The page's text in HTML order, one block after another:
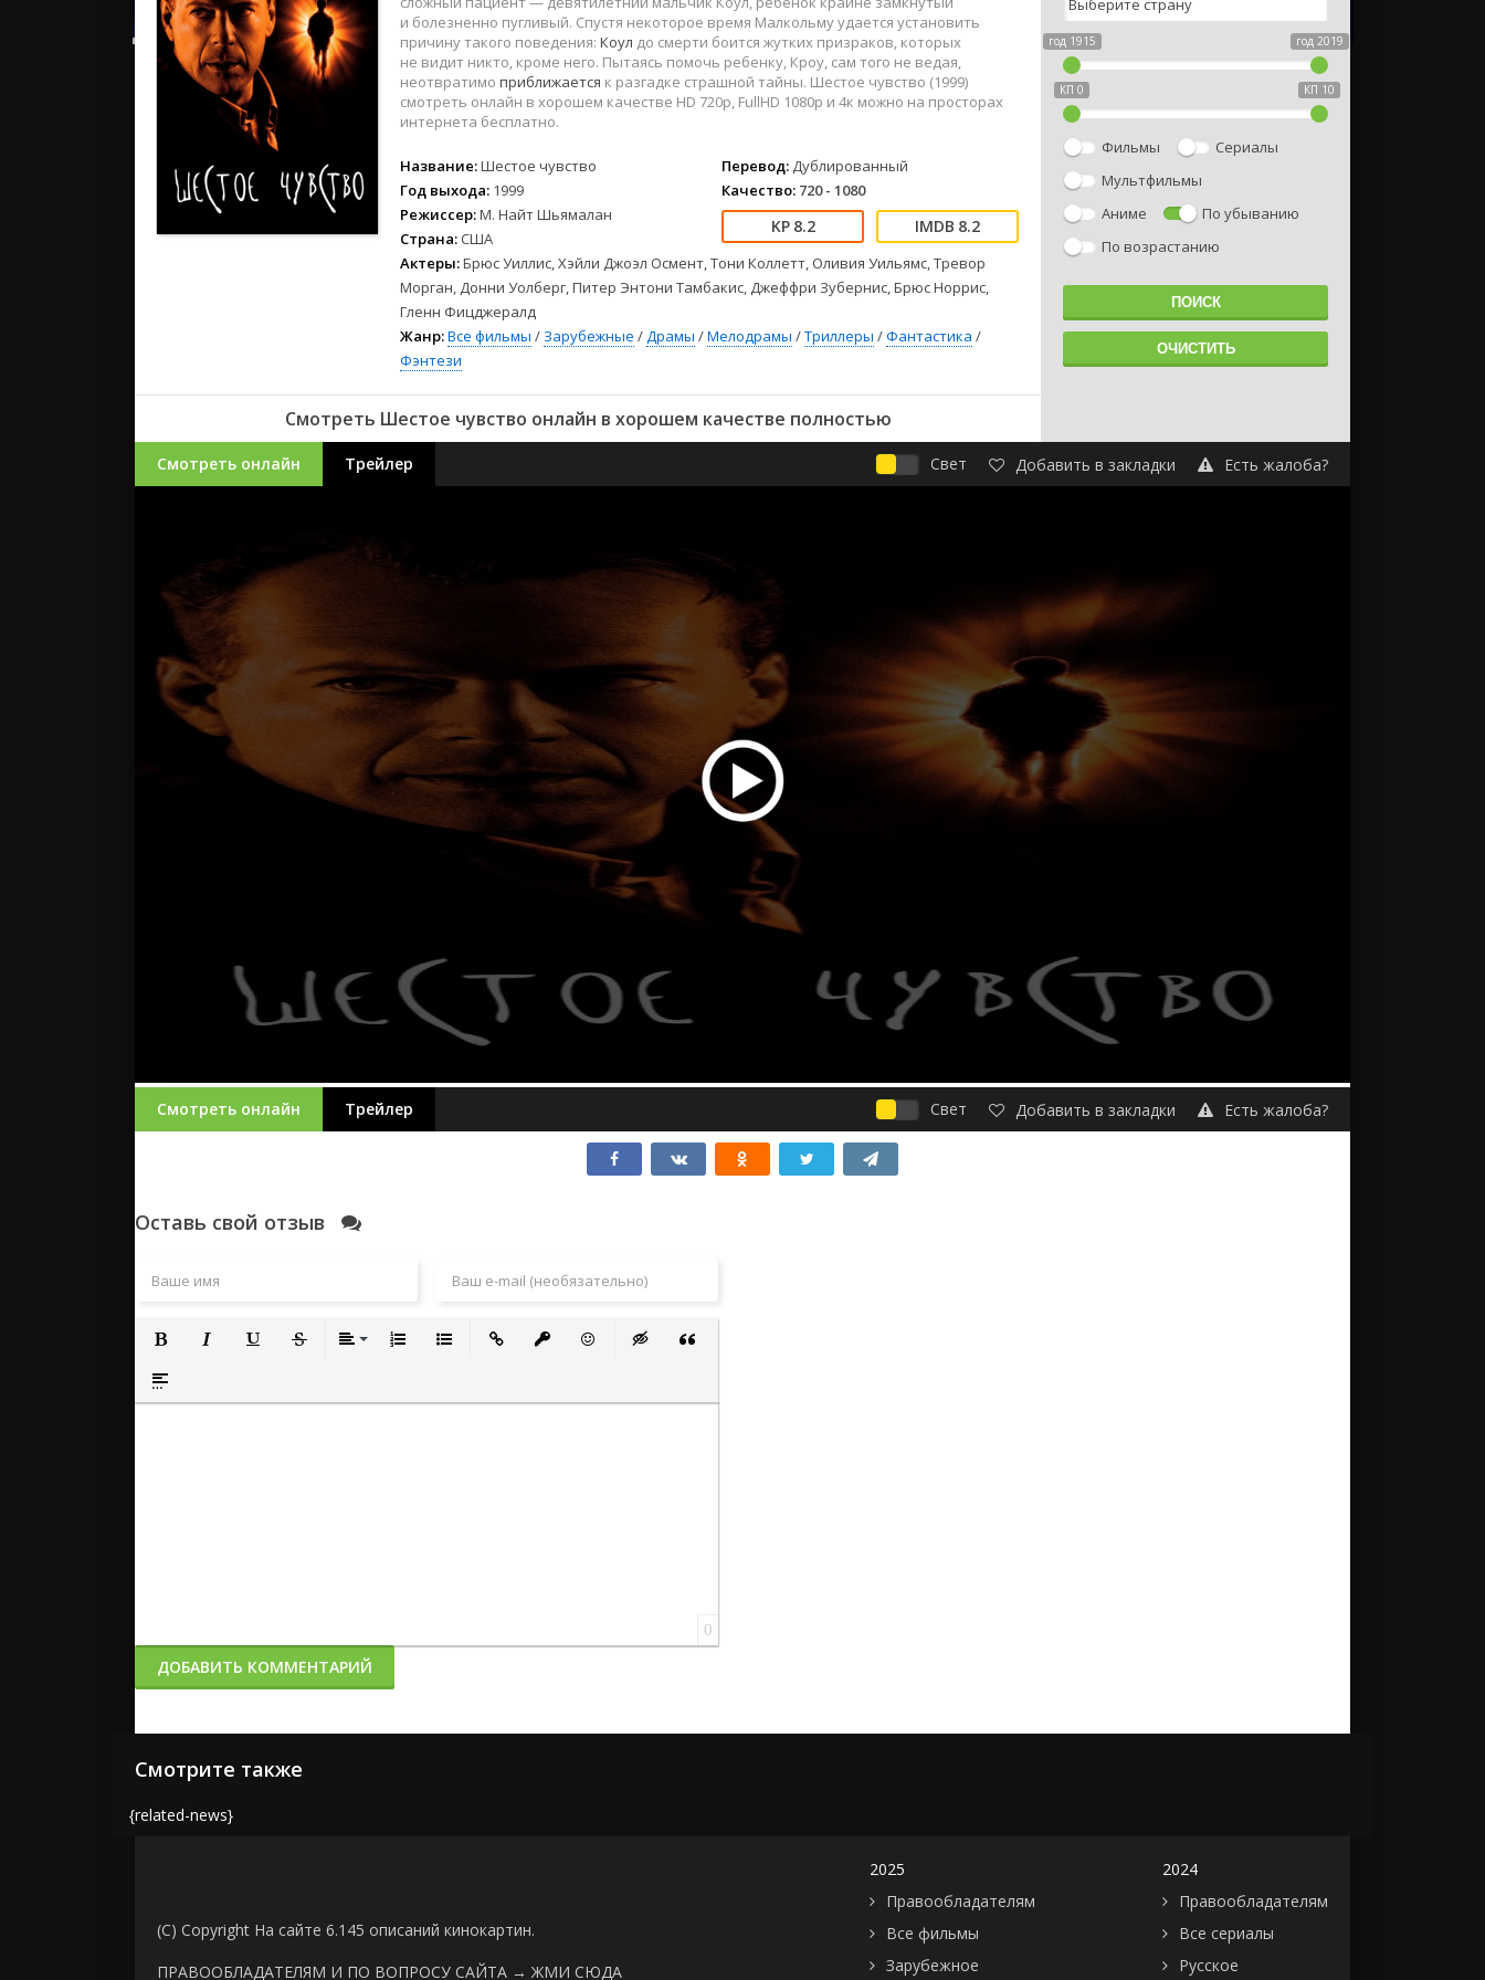
2022
2021
Русские
Зарубежные
Детские
Драмы
Комедии
Спорт
Триллеры
Ужасы
2022
2021
Зарубежные
и болезненно пугливый. Спустя некоторое время Малкольму удается установить
причину такого поведения: Коул до смерти боится жутких призраков, которых
не видит никто, кроме него. Пытаясь помочь ребенку, Кроу, сам того не ведая,
неотвратимо приближается к разгадке страшной тайны. Шестое чувство (1999)
смотреть онлайн в хорошем качестве HD 720p, FullHD 1080p и 4к можно на просторах
интернета бесплатно.
Название:Шестое чувство
Год выхода: 1999
Режиссер:М. Найт Шьямалан
Страна: США
Перевод: Дублированный
Качество: 720 - 1080
8.2 8.2
Актеры:Брюс Уиллис, Хэйли Джоэл Осмент, Тони Коллетт, Оливия Уильямс, Тревор
Морган, Донни Уолберг, Питер Энтони Тамбакис, Джеффри Зубернис, Брюс Норрис,
Гленн Фицджералд
Жанр:Все фильмы / Зарубежные /Драмы /Мелодрамы /Триллеры /Фантастика /
Фэнтези
Смотреть Шестое чувство онлайн в хорошем качестве полностью
год 1915 год 2019
КП 0 КП 10
Фильмы
Сериалы
Мультфильмы
Аниме
По убыванию
По возрастанию
Смотреть онлайн Трейлер Свет Добавить в закладки Есть жалоба?
Смотреть онлайн Трейлер Свет Добавить в закладки Есть жалоба?
Оставь свой отзыв
Полужирный
Вставка спойлера
0
ДОБАВИТЬ КОММЕНТАРИЙ
Смотрите также
{related-news}
(C) Copyright На сайте 6.145 описаний кинокартин.
ПРАВООБЛАДАТЕЛЯМ И ПО ВОПРОСУ САЙТА → ЖМИ СЮДА
2025
Правообладателям
Все фильмы
Зарубежное
2024
Правообладателям
Все сериалы
Русское